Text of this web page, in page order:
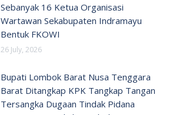
Sebanyak 16 Ketua Organisasi
Wartawan Sekabupaten Indramayu
Bentuk FKOWI
26 July, 2026
Bupati Lombok Barat Nusa Tenggara
Barat Ditangkap KPK Tangkap Tangan
Tersangka Dugaan Tindak Pidana